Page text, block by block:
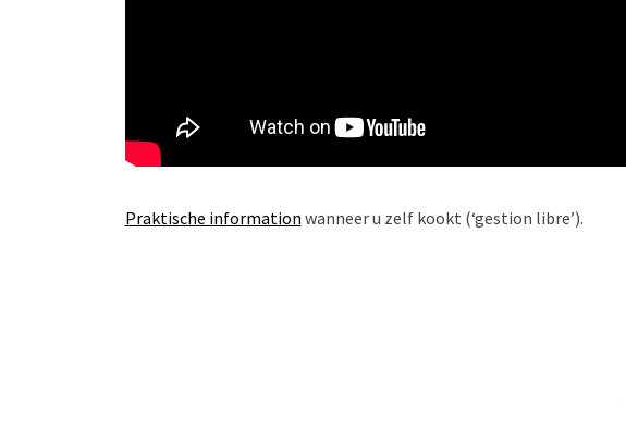
Praktische information wanneer u zelf kookt (‘gestion libre’).